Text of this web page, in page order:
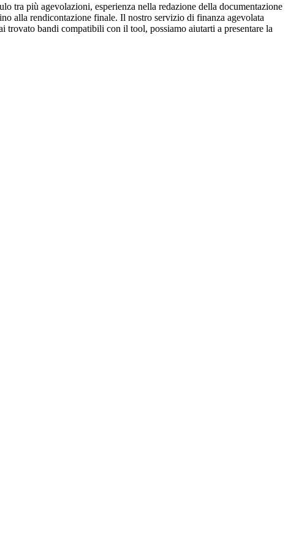
tra più agevolazioni, esperienza nella redazione della documentazione
alla rendicontazione finale. Il nostro servizio di finanza agevolata
trovato bandi compatibili con il tool, possiamo aiutarti a presentare la